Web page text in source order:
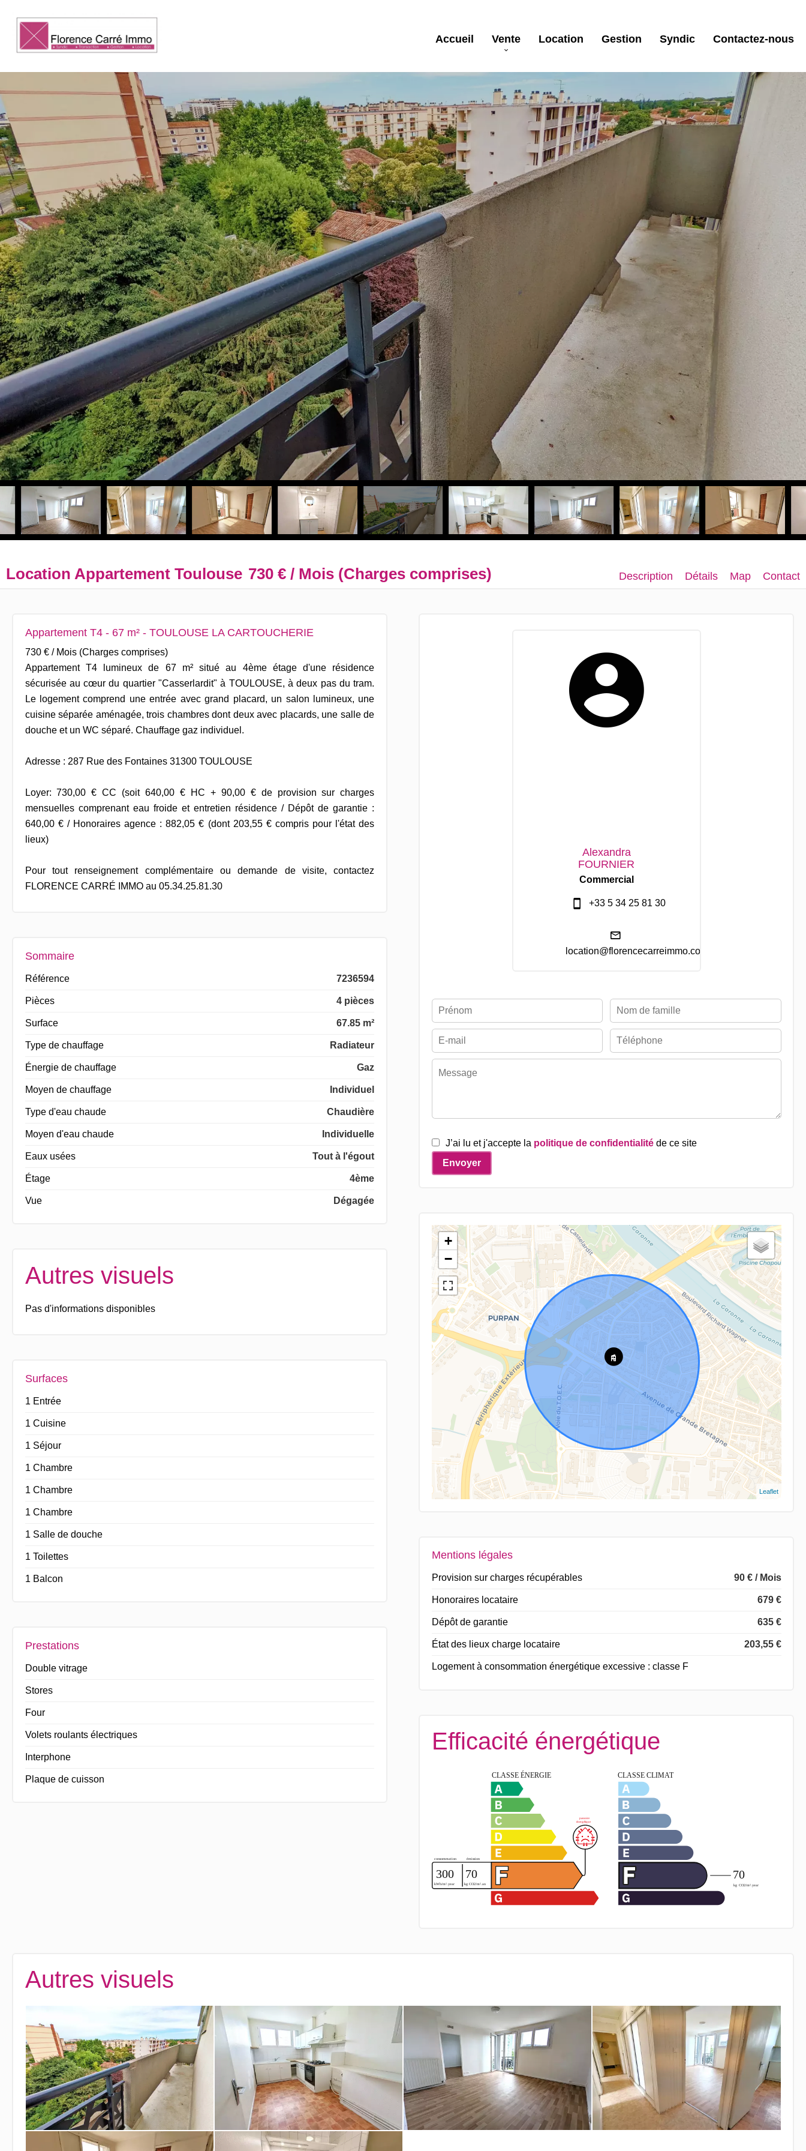
Accueil Vente Location Gestion Syndic Contactez-nous
Location Appartement Toulouse 730 € / Mois (Charges comprises) Description Détails Map Contact
Appartement T4 - 67 m² - TOULOUSE LA CARTOUCHERIE
730 € / Mois (Charges comprises)
Appartement T4 lumineux de 67 m² situé au 4ème étage d'une résidence
sécurisée au cœur du quartier "Casserlardit" à TOULOUSE, à deux pas du tram.
Le logement comprend une entrée avec grand placard, un salon lumineux, une
cuisine séparée aménagée, trois chambres dont deux avec placards, une salle de
douche et un WC séparé. Chauffage gaz individuel.
Adresse : 287 Rue des Fontaines 31300 TOULOUSE
Loyer: 730,00 € CC (soit 640,00 € HC + 90,00 € de provision sur charges
mensuelles comprenant eau froide et entretien résidence / Dépôt de garantie :
640,00 € / Honoraires agence : 882,05 € (dont 203,55 € compris pour l'état des
lieux)
Pour tout renseignement complémentaire ou demande de visite, contactez
FLORENCE CARRÉ IMMO au 05.34.25.81.30
Sommaire
Référence 7236594
Pièces 4 pièces
Surface 67.85 m²
Type de chauffage Radiateur
Énergie de chauffage Gaz
Moyen de chauffage Individuel
Type d'eau chaude Chaudière
Moyen d'eau chaude Individuelle
Eaux usées Tout à l'égout
Étage 4ème
Vue Dégagée
Autres visuels
Pas d'informations disponibles
Surfaces
1 Entrée
1 Cuisine
1 Séjour
1 Chambre
1 Chambre
1 Chambre
1 Salle de douche
1 Toilettes
1 Balcon
Prestations
Double vitrage
Stores
Four
Volets roulants électriques
Interphone
Plaque de cuisson
Alexandra
FOURNIER
Commercial
+33 5 34 25 81 30
location@florencecarreimmo.com
J’ai lu et j'accepte la politique de confidentialitéde ce site
Envoyer
+
−
Leaflet
Mentions légales
Provision sur charges récupérables 90 € / Mois
Honoraires locataire 679 €
Dépôt de garantie 635 €
État des lieux charge locataire 203,55 €
Logement à consommation énergétique excessive : classe F
Efficacité énergétique
Autres visuels